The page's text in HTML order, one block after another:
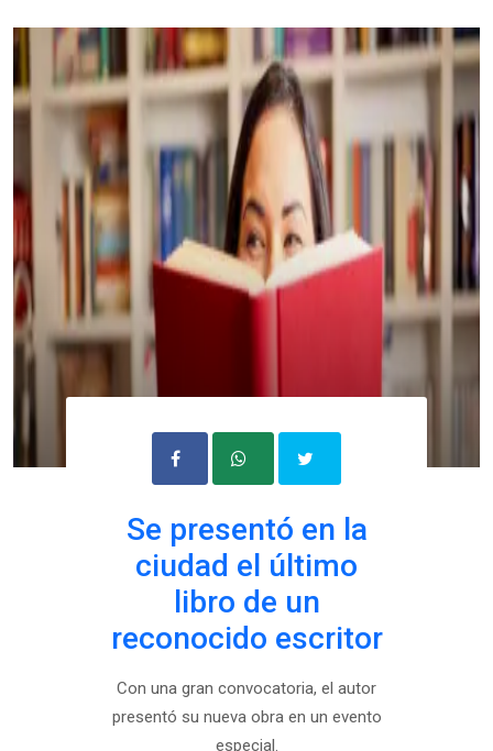
Se presentó en la
ciudad el último
libro de un
reconocido escritor
Con una gran convocatoria, el autor
presentó su nueva obra en un evento
especial.